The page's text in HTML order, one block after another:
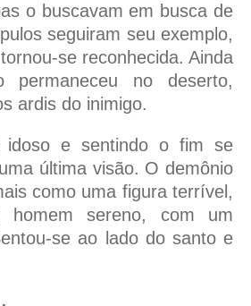
o buscavam em busca de
seguiram seu exemplo,
se reconhecida. Ainda
permaneceu no deserto,
ardis do inimigo.
e sentindo o fim se
última visão. O demônio
como uma figura terrível,
homem sereno, com um
se ao lado do santo e